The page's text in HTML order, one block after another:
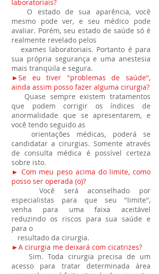
laboratoriais?
O estado de sua aparência, você
mesmo pode ver, e seu médico pode
avaliar. Porém, seu estado de saúde só é
realmente revelado pelos
exames laboratoriais. Portanto é para
sua própria segurança e uma anestesia
mais tranqüila e segura.
►Se eu tiver "problemas de saúde",
ainda assim posso fazer alguma cirurgia?
Quase sempre existem tratamentos
que podem corrigir os índices de
anormalidade que se apresentarem, e
você tendo seguido as
orientações médicas, poderá se
candidatar a cirurgias. Somente através
de consulta médica é possível certeza
sobre isto.
► Com meu peso acima do limite, como
posso ser operada (o)?
Você será aconselhado por
especialistas para que seu "limite",
venha para uma faixa aceitável
reduzindo os riscos para sua saúde e
para o
resultado da cirurgia.
►A cirurgia me deixará com cicatrizes?
Sim. Toda cirurgia precisa de um
acesso para tratar determinada área